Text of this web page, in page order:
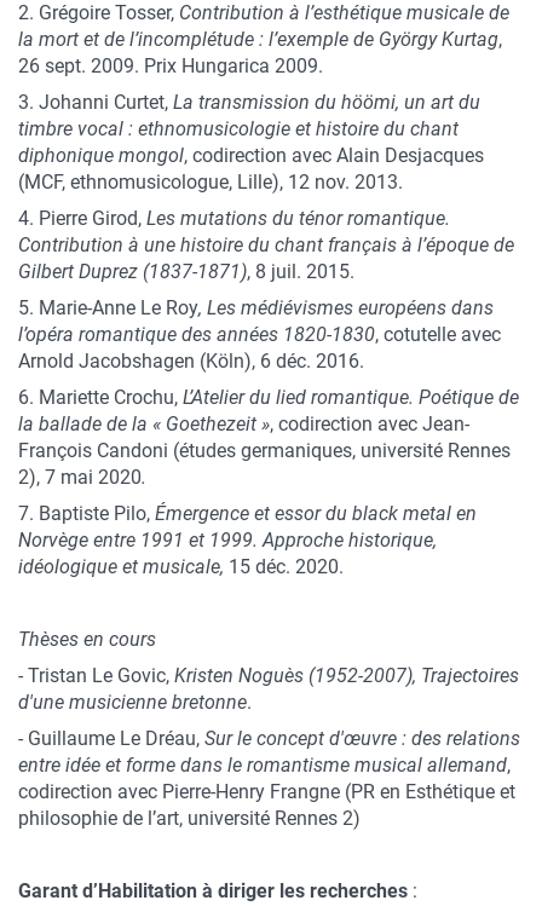
2. Grégoire Tosser, Contribution à l’esthétique musicale de
la mort et de l’incomplétude : l’exemple de György Kurtag,
26 sept. 2009. Prix Hungarica 2009.
3. Johanni Curtet, La transmission du höömi, un art du
timbre vocal : ethnomusicologie et histoire du chant
diphonique mongol, codirection avec Alain Desjacques
(MCF, ethnomusicologue, Lille), 12 nov. 2013.
4. Pierre Girod, Les mutations du ténor romantique.
Contribution à une histoire du chant français à l’époque de
Gilbert Duprez (1837-1871), 8 juil. 2015.
5. Marie-Anne Le Roy, Les médiévismes européens dans
l’opéra romantique des années 1820-1830, cotutelle avec
Arnold Jacobshagen (Köln), 6 déc. 2016.
6. Mariette Crochu, L’Atelier du lied romantique. Poétique de
la ballade de la « Goethezeit », codirection avec Jean-
François Candoni (études germaniques, université Rennes
2), 7 mai 2020.
7. Baptiste Pilo, Émergence et essor du black metal en
Norvège entre 1991 et 1999. Approche historique,
idéologique et musicale, 15 déc. 2020.
Thèses en cours
- Tristan Le Govic, Kristen Noguès (1952-2007), Trajectoires
d'une musicienne bretonne.
- Guillaume Le Dréau, Sur le concept d'œuvre : des relations
entre idée et forme dans le romantisme musical allemand,
codirection avec Pierre-Henry Frangne (PR en Esthétique et
philosophie de l’art, université Rennes 2)
Garant d’Habilitation à diriger les recherches :